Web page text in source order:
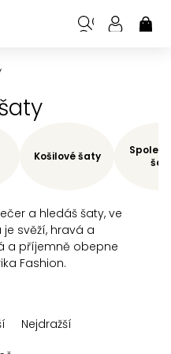
a hledáš šaty, ve
svěží, hravá a
a příjemně obepne
Fashion.
Košilové šaty
Nejdražší